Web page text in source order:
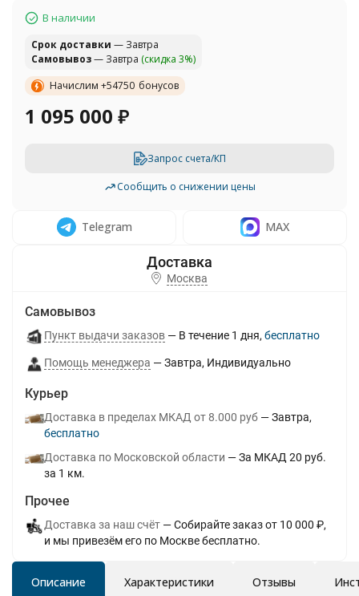
В наличии
Cрок доставки — Завтра
Самовывоз— Завтра (скидка 3%)
Начислим +54750 бонусов
1 095 000 ₽
Запрос счета/КП
Сообщить о снижении цены
Telegram MAX
Москва
Самовывоз
Пункт выдачи заказов В течение 1 дня Бесплатно
Помощь менеджера Завтра Индивидуально
Курьер
Доставка в пределах МКАД от 8.000 руб
Завтра
Бесплатно
Доставка по Московской области
За МКАД 20 руб.
за 1 км.
Прочее
Доставка за наш счёт
Собирайте заказ от 10 000 ₽,
и мы привезём его по Москве бесплатно.
Описание Характеристики Отзывы